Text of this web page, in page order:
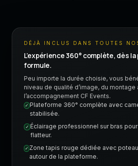
DÉJÀ INCLUS DANS TOUTES
L’expérience 360° complète, dès
formule.
Peu importe la durée choisie, vous
niveau de qualité d’image, du
l’accompagnement CF Events.
✓Plateforme 360° complète avec
stabilisée.
✓ Éclairage professionnel sur bras
flatteur.
✓ Zone tapis rouge dédiée avec
autour de la plateforme.